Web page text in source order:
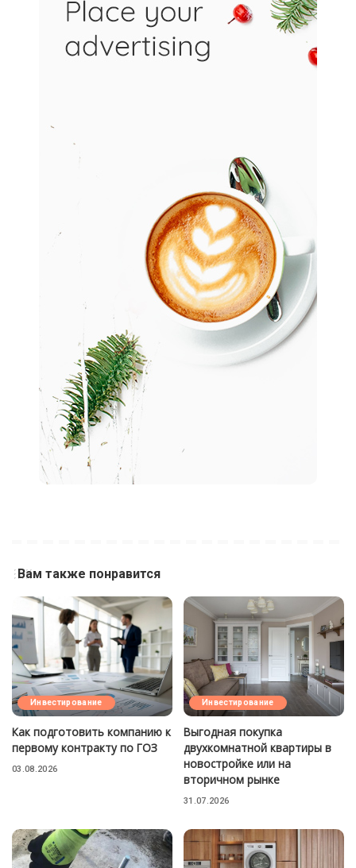
Вам также понравится
Инвестирование
Как подготовить компанию к
первому контракту по ГОЗ
03.08.2026
Инвестирование
Выгодная покупка
двухкомнатной квартиры в
новостройке или на
вторичном рынке
31.07.2026